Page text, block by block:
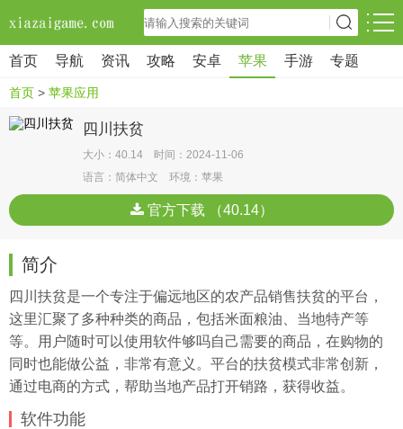
首页 导航 资讯 攻略 安卓 苹果 手游 专题
首页 > 苹果应用
四川扶贫
大小：40.14 时间：2024-11-06
语言：简体中文 环境：苹果
官方下载 （40.14）
简介
四川扶贫是一个专注于偏远地区的农产品销售扶贫的平台，
这里汇聚了多种种类的商品，包括米面粮油、当地特产等
等。用户随时可以使用软件够吗自己需要的商品，在购物的
同时也能做公益，非常有意义。平台的扶贫模式非常创新，
通过电商的方式，帮助当地产品打开销路，获得收益。
软件功能